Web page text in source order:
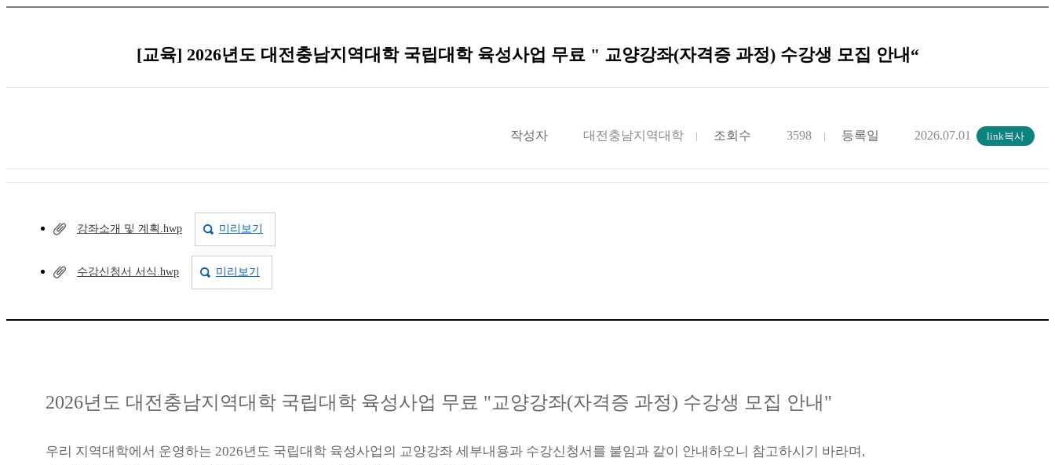
[교육] 2026년도 대전충남지역대학 국립대학 육성사업 무료 " 교양강좌(자격증 과정) 수강생 모집 안내“
작성자 대전충남지역대학 조회수 3598 등록일 2026.07.01
강좌소개 및 계획.hwp 미리보기
수강신청서 서식.hwp 미리보기
2026년도 대전충남지역대학 국립대학 육성사업 무료 "교양강좌(자격증 과정) 수강생 모집 안내 "
우리 지역대학에서 운영하는 2026년도 국립대학 육성사업의 교양강좌 세부내용과 수강신청서를 붙임과 같이 안내하오니 참고하시기 바라며 ,